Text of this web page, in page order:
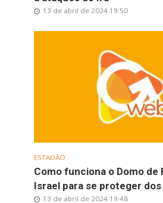
13 de abril de 2024 19:50
ESTADÃO
Como funciona o Domo de
Israel para se proteger
13 de abril de 2024 19:48